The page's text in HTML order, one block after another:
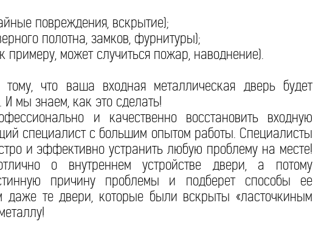
повреждения, вскрытие);
полотна, замков, фурнитуры);
примеру, может случиться пожар, наводнение).
что ваша входная металлическая дверь будет
И мы знаем, как это сделать!
и качественно восстановить входную
специалист с большим опытом работы. Специалисты
и эффективно устранить любую проблему на месте!
о внутреннем устройстве двери, а потому
причину проблемы и подберет способы ее
даже те двери, которые были вскрыты «ласточкиным